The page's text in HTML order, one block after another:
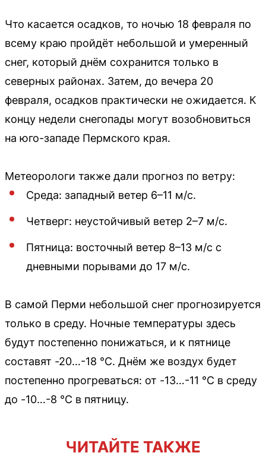
Что касается осадков, то ночью 18 февраля по
всему краю пройдёт небольшой и умеренный
снег, который днём сохранится только в
северных районах. Затем, до вечера 20
февраля, осадков практически не ожидается. К
концу недели снегопады могут возобновиться
на юго-западе Пермского края.
Метеорологи также дали прогноз по ветру:
Среда: западный ветер 6–11 м/с.
Четверг: неустойчивый ветер 2–7 м/с.
Пятница: восточный ветер 8–13 м/с с
дневными порывами до 17 м/с.
В самой Перми небольшой снег прогнозируется
только в среду. Ночные температуры здесь
будут постепенно понижаться, и к пятнице
составят -20…-18 °С. Днём же воздух будет
постепенно прогреваться: от -13…-11 °С в среду
до -10…-8 °С в пятницу.
ЧИТАЙТЕ ТАКЖЕ